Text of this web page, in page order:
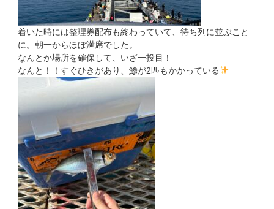
着いた時には整理券配布も終わっていて、待ち列に並ぶこと
に。朝一からほぼ満席でした。
なんとか場所を確保して、いざ一投目！
なんと！！すぐひきがあり、鯵が2匹もかかっている